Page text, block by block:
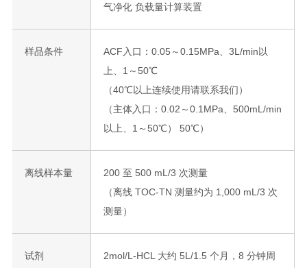
气净化 负载量计算装置
样品条件
ACF入口：0.05～0.15MPa、3L/min以
上、1～50℃
（40℃以上连续使用请联系我们）
（主体入口：0.02～0.1MPa、500mL/min
以上、1～50℃） 50℃）
离线样本量
200 至 500 mL/3 次测量
（离线 TOC-TN 测量约为 1,000 mL/3 次
测量）
试剂
2mol/L-HCL 大约 5L/1.5 个月，8 分钟周